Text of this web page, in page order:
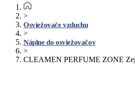
>
Osviežovače vzduchu
>
Náplne do osviežovačov
>
CLEAMEN PERFUME ZONE